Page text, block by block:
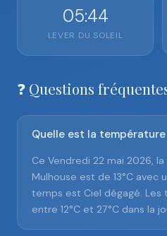
05:44
LEVER DU SOLEIL
❓ Questions
Quelle est la température
Ce Vendredi 22 mai 2026,
Mulhouse est de 13°C avec
temps est Ciel dégagé.
entre 12°C et 27°C dans la